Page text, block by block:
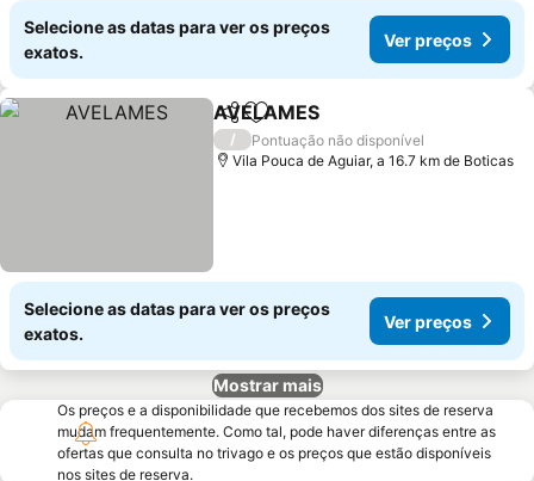
Selecione as datas para ver os preços
exatos.
Ver preços
PartilharAdicionar aos favoritos
AVELAMES
/
Pontuação não disponível
Vila Pouca de Aguiar, a 16.7 km de Boticas
Selecione as datas para ver os preços
exatos.
Ver preços
Mostrar mais
Os preços e a disponibilidade que recebemos dos sites de reserva
mudam frequentemente. Como tal, pode haver diferenças entre as
ofertas que consulta no trivago e os preços que estão disponíveis
nos sites de reserva.